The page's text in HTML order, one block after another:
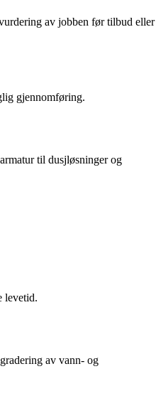
av jobben før tilbud eller
gjennomføring.
til dusjløsninger og
levetid.
av vann- og